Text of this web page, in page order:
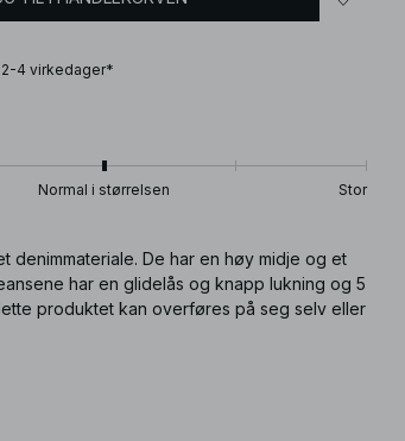
2-4 virkedager*
Normal i størrelsen Stor
denimmateriale. De har en høy midje og et
har en glidelås og knapp lukning og 5
produktet kan overføres på seg selv eller
kontakt med lysfargede overflater.